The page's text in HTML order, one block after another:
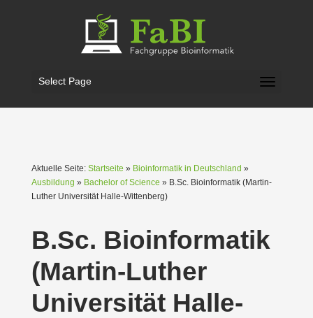
Select Page
Aktuelle Seite: Startseite » Bioinformatik in Deutschland »
Ausbildung » Bachelor of Science » B.Sc. Bioin­for­matik (Martin-
Luther Univer­sität Halle-Wittenberg)
B.Sc. Bioin­for­matik
(Martin-Luther
Univer­sität Halle-